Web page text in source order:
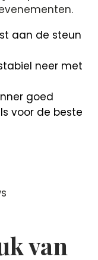
aan de steun
neer met
goed
voor de beste
van